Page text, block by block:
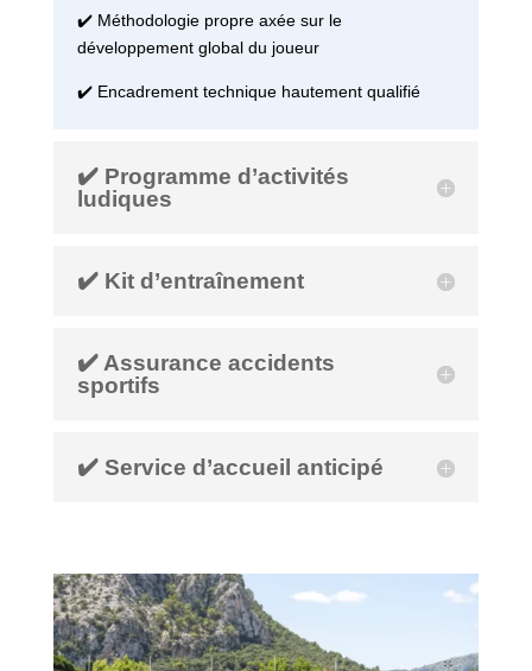
✔️ Méthodologie propre axée sur le
développement global du joueur
✔️ Encadrement technique hautement qualifié
✔️ Programme d’activités
ludiques
✔️ Kit d’entraînement
✔️ Assurance accidents
sportifs
✔️ Service d’accueil anticipé